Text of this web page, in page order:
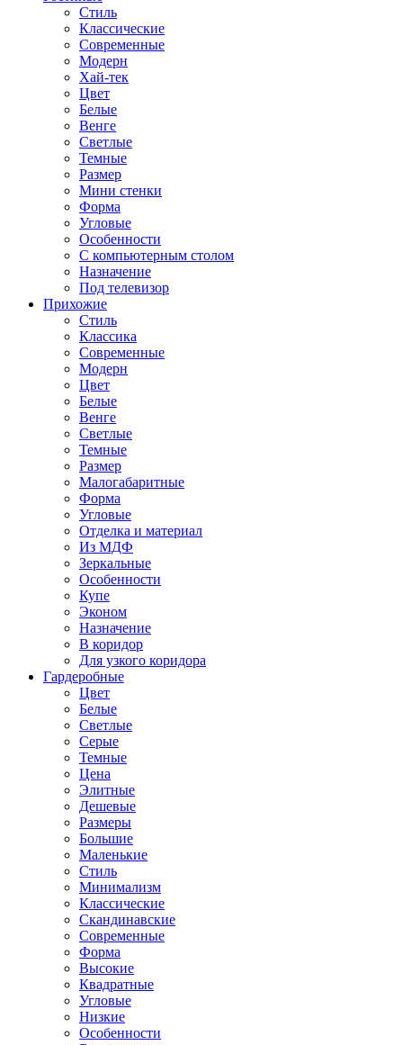
Стиль
Классические
Современные
Модерн
Хай-тек
Цвет
Белые
Венге
Светлые
Темные
Размер
Мини стенки
Форма
Угловые
Особенности
С компьютерным столом
Назначение
Под телевизор
Прихожие
Стиль
Классика
Современные
Модерн
Цвет
Белые
Венге
Светлые
Темные
Размер
Малогабаритные
Форма
Угловые
Отделка и материал
Из МДФ
Зеркальные
Особенности
Купе
Эконом
Назначение
В коридор
Для узкого коридора
Гардеробные
Цвет
Белые
Светлые
Серые
Темные
Цена
Элитные
Дешевые
Размеры
Большие
Маленькие
Стиль
Минимализм
Классические
Скандинавские
Современные
Форма
Высокие
Квадратные
Угловые
Низкие
Особенности